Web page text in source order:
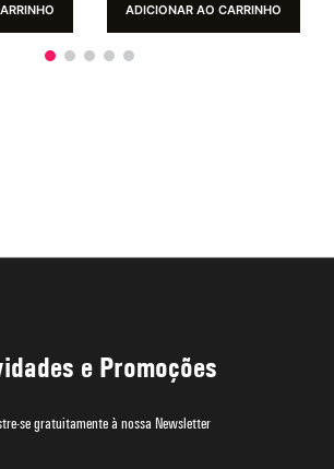
ADICIONAR AO CARRINHO
e Promoções
se gratuitamente à nossa Newsletter